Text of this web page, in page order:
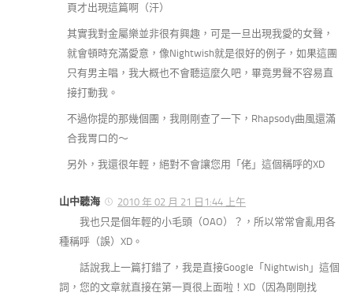
頁才出現這篇啊（汗）
其實我對金屬樂並非很有興趣，可是一旦出現我愛的女聲，
就會頓時充滿愛意，像Nightwish就是很好的例子，如果這團
只有男主唱，我大概也不會聽這麼久吧，畢竟男聲不容易直
接打動我。
不過你提的那幾個團，我剛剛查了一下，Rhapsody曲風還滿
合我胃口的～
另外，我還很年輕，絕對不會讓您用「佬」這個稱呼的XD
山中聽海
2010 年 02 月 21 日1:44 上午
我也只是個年輕的小毛頭（OAO）？，所以常常會亂用各
種稱呼（誤）XD。
話說我上一篇打錯了，我是直接Google「Nightwish」這個
詞，您的文章就直接在第一頁很上面啦！XD（因為剛剛找